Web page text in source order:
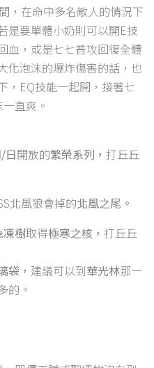
，在命中多名敵人的情況下
是要單體小奶則可以開E技
血，或是七七普攻回復全體
化泡沫的爆炸傷害的話，也
，EQ技能一起開，接著七
直爽。
日開放的繁榮系列， 打丘丘
北風狼會掉的北風之尾。
凍樹取得極寒之核， 打丘丘
袋， 建議可以到華光林那一
的。